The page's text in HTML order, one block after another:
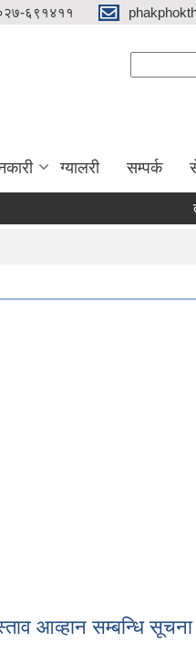
६९१४११
ग्यालरी सम्पर्क
आव्हान सम्बन्धि